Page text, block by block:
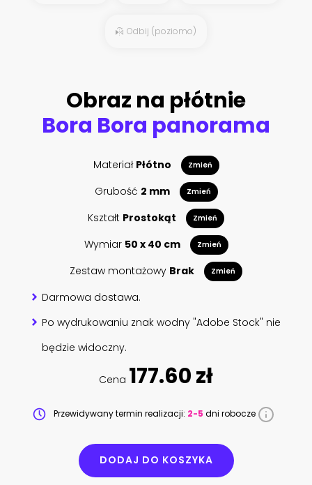
Odbij (poziomo)
Obraz na płótnie
Bora Bora panorama
Materiał Płótno Zmień
Grubość 2 mm Zmień
Kształt Prostokąt Zmień
Wymiar 50 x 40 cm Zmień
Zestaw montażowy Brak Zmień
Darmowa dostawa.
Po wydrukowaniu znak wodny "Adobe Stock" nie
będzie widoczny.
Cena 177.60 zł
Przewidywany termin realizacji: 2-5 dni robocze
DODAJ DO KOSZYKA